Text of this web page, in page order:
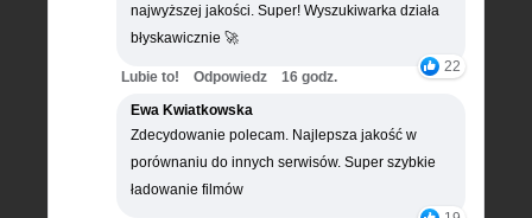
najwyższej jakości. Super! Wyszukiwarka działa
błyskawicznie 🚀
22
Lubie to! Odpowiedz
16 godz.
Ewa Kwiatkowska
Zdecydowanie polecam. Najlepsza jakość w
porównaniu do innych serwisów. Super szybkie
ładowanie filmów